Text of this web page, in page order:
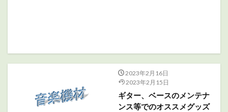
2023年2月16日
2023年2月15日
ギター、ベースのメンテナ
ンス等でのオススメグッズ